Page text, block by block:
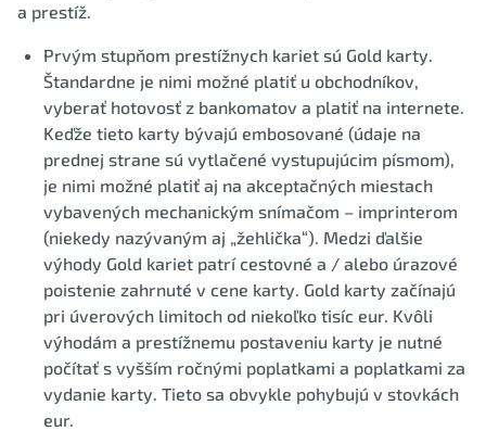
a prestíž.
Prvým stupňom prestížnych kariet sú Gold karty.
Štandardne je nimi možné platiť u obchodníkov,
vyberať hotovosť z bankomatov a platiť na internete.
Keďže tieto karty bývajú embosované (údaje na
prednej strane sú vytlačené vystupujúcim písmom),
je nimi možné platiť aj na akceptačných miestach
vybavených mechanickým snímačom – imprinterom
(niekedy nazývaným aj „žehlička“). Medzi ďalšie
výhody Gold kariet patrí cestovné a / alebo úrazové
poistenie zahrnuté v cene karty. Gold karty začínajú
pri úverových limitoch od niekoľko tisíc eur. Kvôli
výhodám a prestížnemu postaveniu karty je nutné
počítať s vyšším ročnými poplatkami a poplatkami za
vydanie karty. Tieto sa obvykle pohybujú v stovkách
eur.